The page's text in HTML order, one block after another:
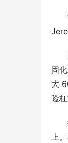
固
大
险
上